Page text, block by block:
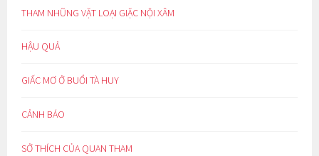
THAM NHŨNG VẶT LOẠI GIẶC NỘI XÂM
HẬU QUẢ
GIẤC MƠ Ở BUỔI TÀ HUY
CẢNH BÁO
SỞ THÍCH CỦA QUAN THAM